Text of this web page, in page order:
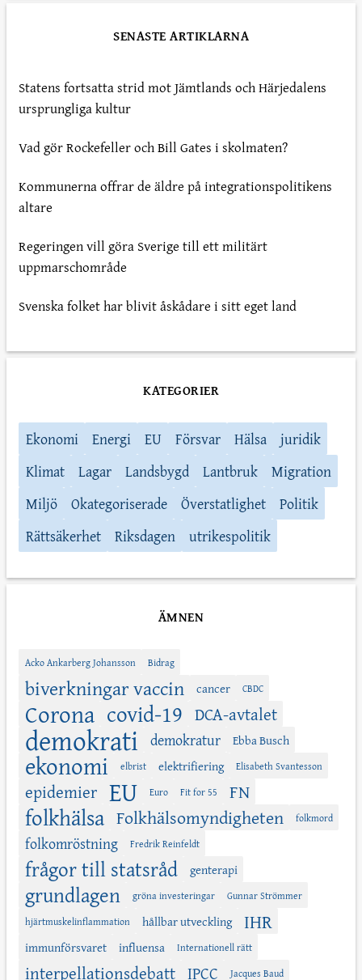
SENASTE ARTIKLARNA
Statens fortsatta strid mot Jämtlands och Härjedalens
ursprungliga kultur
Vad gör Rockefeller och Bill Gates i skolmaten?
Kommunerna offrar de äldre på integrationspolitikens
altare
Regeringen vill göra Sverige till ett militärt
uppmarschområde
Svenska folket har blivit åskådare i sitt eget land
KATEGORIER
Ekonomi Energi EU Försvar Hälsa
juridik
Klimat
Lagar Landsbygd Lantbruk
Migration
Miljö
Okategoriserade Överstatlighet
Politik
Rättsäkerhet
Riksdagen utrikespolitik
ÄMNEN
Acko Ankarberg Johansson Bidrag
biverkningar vaccin cancer CBDC
Corona covid-19 DCA-avtalet
demokrati demokratur Ebba Busch
ekonomi elbrist elektrifiering Elisabeth Svantesson
epidemier EU Euro Fit for 55 FN
folkhälsa Folkhälsomyndigheten folkmord
folkomröstning Fredrik Reinfeldt
frågor till statsråd genterapi
grundlagen gröna investeringar
Gunnar Strömmer
hjärtmuskelinflammation
hållbar utveckling IHR
immunförsvaret influensa Internationell rätt
interpellationsdebatt IPCC Jacques Baud